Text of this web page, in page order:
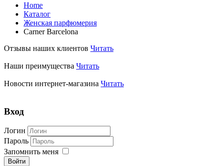
Home
Каталог
Женская парфюмерия
Carner Barcelona
Отзывы наших клиентов Читать
Наши преимущества Читать
Новости интернет-магазина Читать
Вход
Логин
Пароль
Запомнить меня
Войти